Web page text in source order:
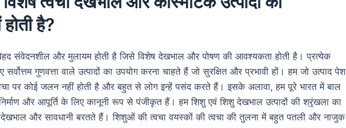
है?
संवेदनशील और मुलायम होती है जिसे विशेष देखभाल और पोषण की आवश्यकता होती है। प्रत्येक
सर्वोत्तम गुणवत्ता वाले उत्पादों का उपयोग करना चाहते हैं जो सुरक्षित और प्रभावी हों। हम जो उत्पाद पेश
पर कोई जलन नहीं होती है और बहुत से लोग इन्हें पसंद करते हैं। इसके अलावा, हम पूरे भारत में बाल
और आपूर्ति के लिए कानूनी रूप से पंजीकृत हैं। हम शिशु एवं शिशु देखभाल उत्पादों की श्रृंखला का
और सावधानी बरतते हैं। शिशुओं की त्वचा वयस्कों की त्वचा की तुलना में बहुत पतली और नाजुक